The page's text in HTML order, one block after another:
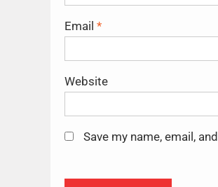
Email *
Website
Save my name, email,